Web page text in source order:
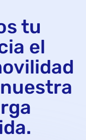
tu
el